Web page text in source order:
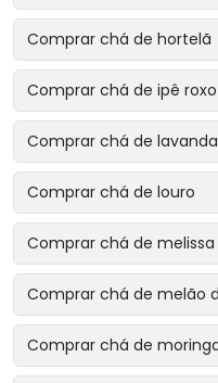
Comprar chá de hortelã
Comprar chá de ipê roxo
Comprar chá de lavanda
Comprar chá de louro
Comprar chá de melissa
Comprar chá de melão
Comprar chá de